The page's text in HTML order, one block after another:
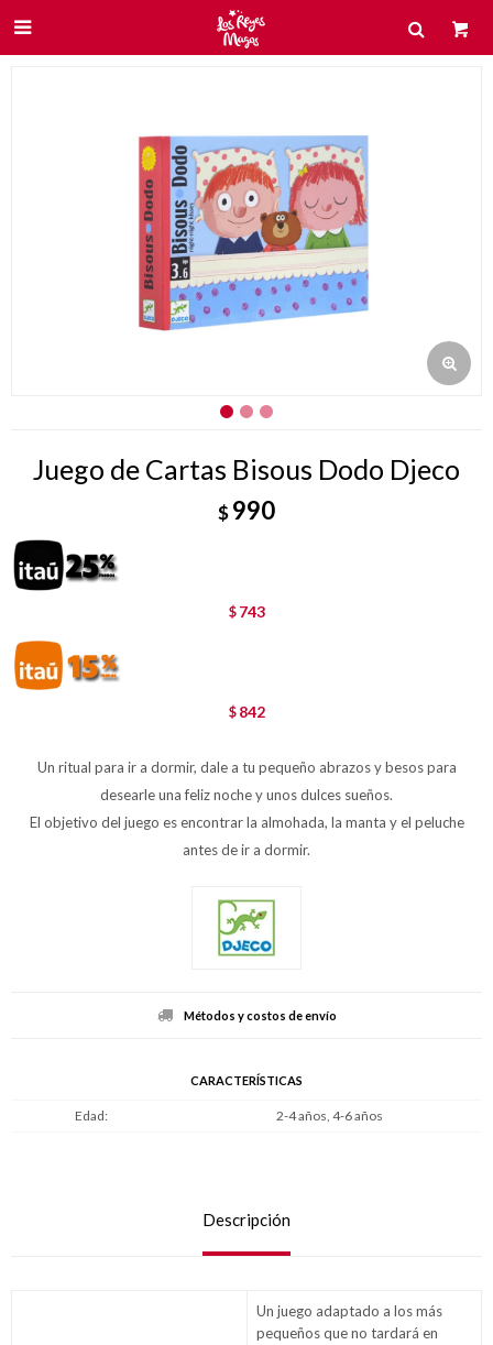

Juego de Cartas Bisous Dodo Djeco
$990
$ 743
$ 842
Un ritual para ir a dormir, dale a tu pequeño abrazos y besos para
desearle una feliz noche y unos dulces sueños.
El objetivo del juego es encontrar la almohada, la manta y el peluche
antes de ir a dormir.
Métodos y costos de envío
CARACTERÍSTICAS
Edad 2-4 años, 4-6 años
Descripción
Un juego adaptado a los más
pequeños que no tardará en